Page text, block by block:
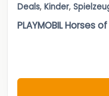
Deals, Kinder,
PLAYMOBIL Horses